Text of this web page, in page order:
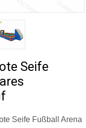
Seife
Seife Fußball Arena